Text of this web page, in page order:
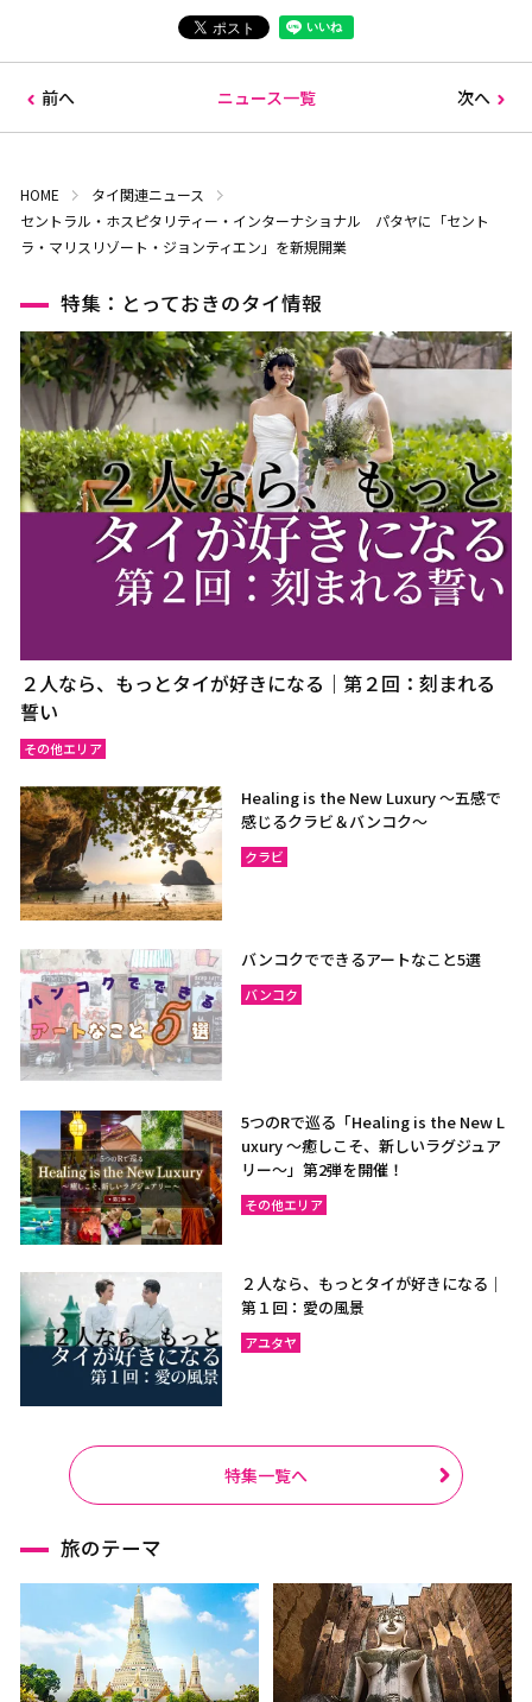
前へ ニュース一覧 次へ
HOME
タイ関連ニュース
セントラル・ホスピタリティー・インターナショナル パタヤに「セント
ラ・マリスリゾート・ジョンティエン」を新規開業
特集：とっておきのタイ情報
２人なら、もっとタイが好きになる｜第２回：刻まれる
誓い
その他エリア
Healing is the New Luxury ～五感で
感じるクラビ＆バンコク～
クラビ
バンコクでできるアートなこと5選
バンコク
5つのRで巡る「Healing is the New L
uxury ～癒しこそ、新しいラグジュア
リー〜」第2弾を開催！
その他エリア
２人なら、もっとタイが好きになる｜
第１回：愛の風景
アユタヤ
特集一覧へ
旅のテーマ